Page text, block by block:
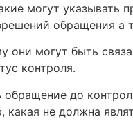
могут
обращения
могут быть
контроля.
обращение до
не должна